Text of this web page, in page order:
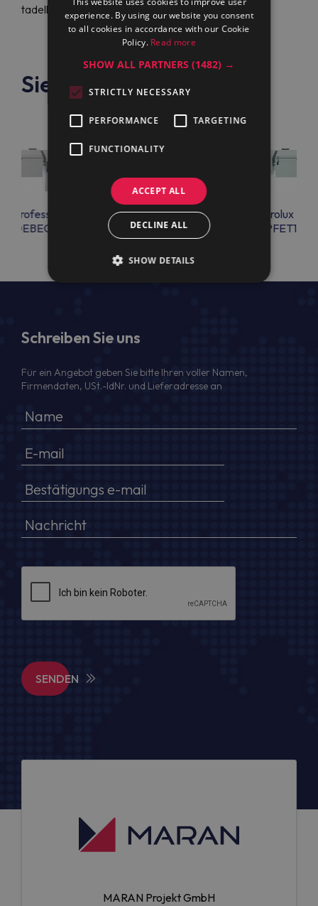
tadellosen Service.
Siehe auch
Professional
Electrolux Professional
PFET09EUEO
Electrolux
Schreiben Sie uns
Für ein Angebot geben Sie bitte Ihren voller Namen,
Firmendaten, USt.-IdNr. und Lieferadresse an
SENDEN
MARAN Projekt GmbH
experience. By using our website you consent
to all cookies in accordance with our Cookie
Policy. Read more
SHOW ALL PARTNERS(1482) →
STRICTLY NECESSARY
PERFORMANCE TARGETING
FUNCTIONALITY
ACCEPT ALL
DECLINE ALL
SHOW DETAILS